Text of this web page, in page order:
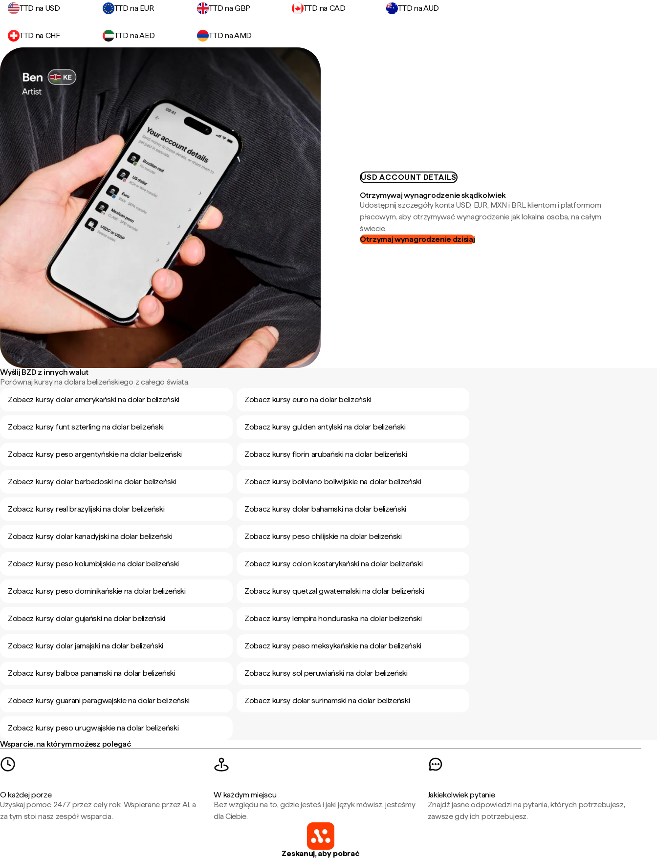
TTD na USD
TTD na EUR TTD na GBP TTD na CAD TTD na AUD
TTD na CHF TTD na AED TTD na AMD
USD ACCOUNT DETAILS
Otrzymywaj wynagrodzenie skądkolwiek
Udostępnij szczegóły konta USD, EUR, MXN i BRL klientom i platformom
płacowym, aby otrzymywać wynagrodzenie jak lokalna osoba, na całym
świecie.
Otrzymaj wynagrodzenie dzisiaj
Wyślij BZD z innych walut
Porównaj kursy na dolara belizeńskiego z całego świata.
Zobacz kursy dolar amerykański na dolar belizeński
Zobacz kursy euro na dolar belizeński
Zobacz kursy funt szterling na dolar belizeński Zobacz kursy gulden antylski na dolar belizeński
Zobacz kursy peso argentyńskie na dolar belizeński Zobacz kursy florin arubański na dolar belizeński
Zobacz kursy dolar barbadoski na dolar belizeński Zobacz kursy boliviano boliwijskie na dolar belizeński
Zobacz kursy real brazylijski na dolar belizeński Zobacz kursy dolar bahamski na dolar belizeński
Zobacz kursy dolar kanadyjski na dolar belizeński Zobacz kursy peso chilijskie na dolar belizeński
Zobacz kursy peso kolumbijskie na dolar belizeński Zobacz kursy colon kostarykański na dolar belizeński
Zobacz kursy peso dominikańskie na dolar belizeński Zobacz kursy quetzal gwatemalski na dolar belizeński
Zobacz kursy dolar gujański na dolar belizeński Zobacz kursy lempira honduraska na dolar belizeński
Zobacz kursy dolar jamajski na dolar belizeński Zobacz kursy peso meksykańskie na dolar belizeński
Zobacz kursy balboa panamski na dolar belizeński Zobacz kursy sol peruwiański na dolar belizeński
Zobacz kursy guarani paragwajskie na dolar belizeński Zobacz kursy dolar surinamski na dolar belizeński
Zobacz kursy peso urugwajskie na dolar belizeński
Wsparcie, na którym możesz polegać
O każdej porze
Uzyskaj pomoc 24/7 przez cały rok. Wspierane przez AI, a
za tym stoi nasz zespół wsparcia.
W każdym miejscu
Bez względu na to, gdzie jesteś i jaki język mówisz, jesteśmy
dla Ciebie.
Jakiekolwiek pytanie
Znajdź jasne odpowiedzi na pytania, których potrzebujesz,
zawsze gdy ich potrzebujesz.
Zeskanuj, aby pobrać